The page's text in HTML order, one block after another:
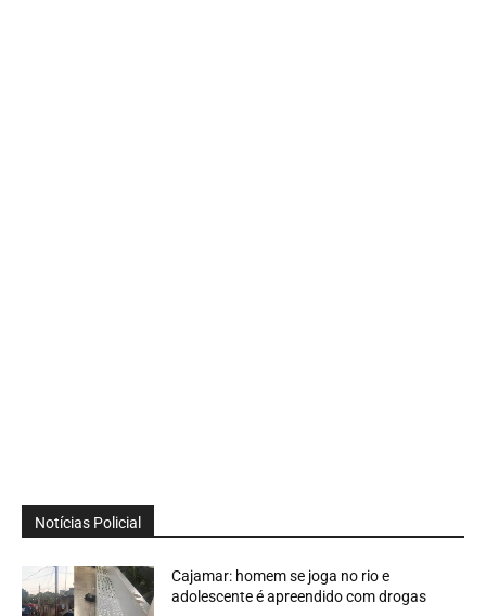
Notícias Policial
Cajamar: homem se joga no rio e
adolescente é apreendido com drogas